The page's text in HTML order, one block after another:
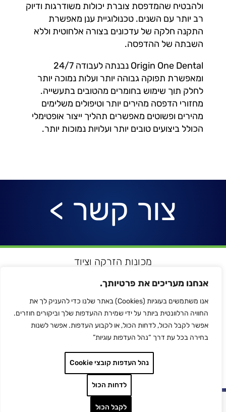
אנחנו מעריכים את פרטיותך.
אנו משתמשים בעוגיות (Cookies) באתר שלנו כדי להעניק לך את
החוויה הרלוונטית ביותר על ידי שמירת ההעדפות שלך וביקורים חוזרים.
אפשר לקבל הכול, לדחות הכול, או לקבוע העדפות. אפשר לשנות
בחירה בכל עת דרך “נהל העדפות עוגיות”
נהל העדפות קובצי Cookie
לדחות הכול
לקבל הכול
ולהבטיח שהמדפסת צוברת יכולות משודרגות ודיוק
רב יותר עם השנים. טכנולוגיית ענן מאפשרת
התקנה חלקה של עדכונים בצורה אלחוטית וללא
השבתה של ההדפסה.
Origin One Dental נבנתה לעבודה 24/7
ומאפשרת תפוקה גבוהה יותר ועלות נמוכה יותר
לחלק תוך שימוש בחומרים מהטובים בתעשייה.
מחזורי הדפסה מהירים יותר וטיפולים משלימים
מהירים ופשוטים מאפשרים תהליך ייצור אופטימלי
הכולל ביצועים טובים יותר ועלויות נמוכות יותר.
צור קשר >
מכונות הזרקה וציוד
מדפסות תלת מימד
הלחמת פלסטיק
לכל המותגים
צור קשר
מדיניות הפרטיות
Developed by